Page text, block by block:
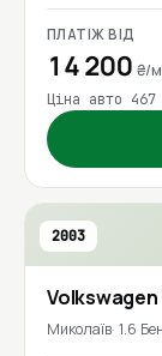
ПЛАТІЖ ВІД
14 200 ₴/
Ціна авто
2003
Volkswagen
Миколаїв 1.6